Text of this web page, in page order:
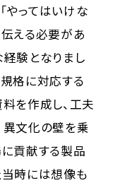
やってはいけな
える必要があ
験となりまし
格に対応する
を作成し、工夫
異文化の壁を乗
貢献する製品
当時には想像も